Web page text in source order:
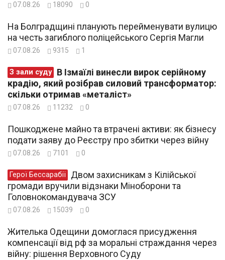
07.08.26 18090 0
На Болградщині планують перейменувати вулицю
на честь загиблого поліцейського Сергія Магли
07.08.26 9315 1
З зали суду
крадію, який розібрав силовий трансформатор:
скільки отримав «металіст»
07.08.26 11232 0
Пошкоджене майно та втрачені активи: як бізнесу
подати заяву до Реєстру про збитки через війну
07.08.26 7101 0
Герої Бессарабії
громади вручили відзнаки Міноборони та
Головнокомандувача ЗСУ
07.08.26 15039 0
Жителька Одещини домоглася присудження
компенсації від рф за моральні страждання через
війну: рішення Верховного Суду